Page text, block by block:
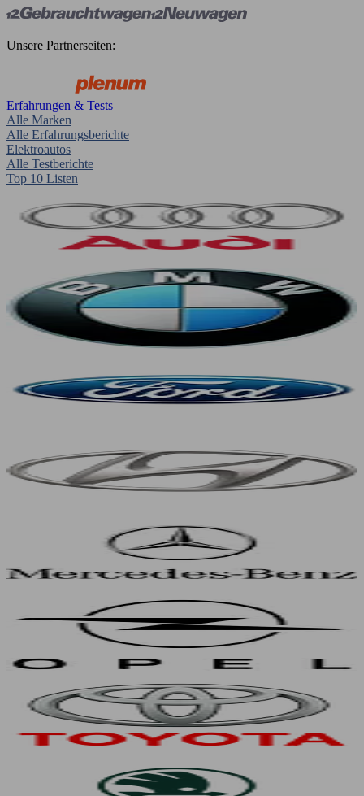
Unsere Partnerseiten:
Erfahrungen & Tests
Alle Marken
Alle Erfahrungsberichte
Elektroautos
Alle Testberichte
Top 10 Listen